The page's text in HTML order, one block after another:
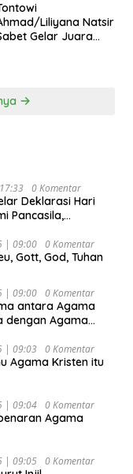
Liliyana Natsir
Gelar Juara
0 Komentar
Deklarasi Hari
Pancasila,
Penjajahan
Politik Indonesia) &
Nasional dan
dalam Menata
Emas 2045”,
| 09:00 0 Komentar
Gott, God, Tuhan
| 09:00 0 Komentar
antara Agama
dengan Agama
| 09:03 0 Komentar
Agama Kristen itu
| 09:04 0 Komentar
Agama
| 09:05 0 Komentar